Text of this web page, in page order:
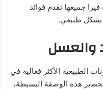
جميعها تقدم فوائد
بشكل طبيعي.
والعسل
الطبيعية الأكثر فعالية في
هذه الوصفة البسيطة،